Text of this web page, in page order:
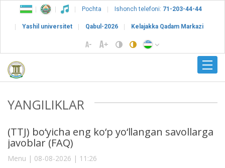
Pochta Ishonch telefoni: 71-203-44-44
Yashil universitet Qabul-2026 Kelajakka Qadam Markazi
YANGILIKLAR
(TTJ) bo‘yicha eng ko‘p yo‘llangan savollarga
javoblar (FAQ)
Menu | 08-08-2026 | 11:26